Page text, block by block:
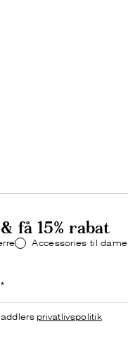
få 15% rabat
Accessories til dame
privatlivspolitik